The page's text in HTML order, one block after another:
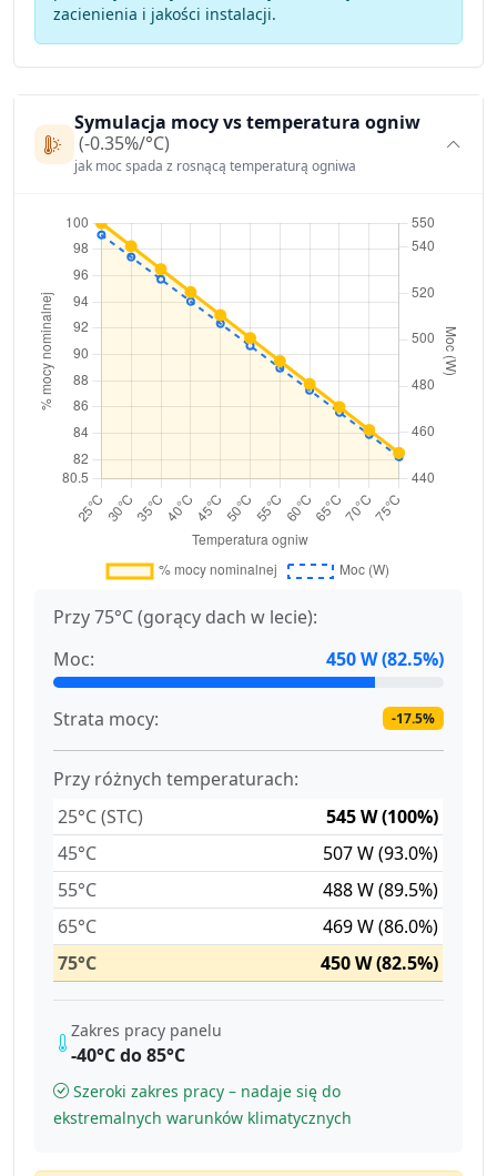
zacienienia i jakości instalacji.
Symulacja mocy vs temperatura ogniw
(-0.35%/°C)
jak moc spada z rosnącą temperaturą ogniwa
Przy 75°C (gorący dach w lecie):
Moc:
450 W (82.5%)
Strata mocy: -17.5%
Przy różnych temperaturach:
25°C (STC)
545 W (100%)
45°C
507 W (93.0%)
55°C
488 W (89.5%)
65°C
469 W (86.0%)
75°C
450 W (82.5%)
Zakres pracy panelu
-40°C do 85°C
Szeroki zakres pracy – nadaje się do
ekstremalnych warunków klimatycznych